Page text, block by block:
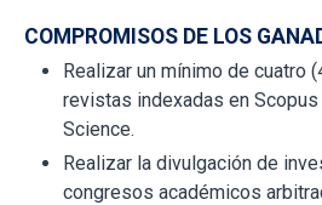
COMPROMISOS DE LOS
Realizar un mínimo de cuatro
revistas indexadas en
Science.
Realizar la divulgación de
congresos académicos